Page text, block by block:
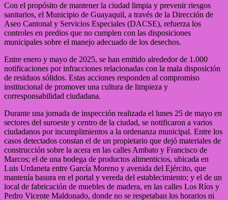
Con el propósito de mantener la ciudad limpia y prevenir riesgos
sanitarios, el Municipio de Guayaquil, a través de la Dirección de
Aseo Cantonal y Servicios Especiales (DACSE), refuerza los
controles en predios que no cumplen con las disposiciones
municipales sobre el manejo adecuado de los desechos.
Entre enero y mayo de 2025, se han emitido alrededor de 1.000
notificaciones por infracciones relacionadas con la mala disposición
de residuos sólidos. Estas acciones responden al compromiso
institucional de promover una cultura de limpieza y
corresponsabilidad ciudadana.
Durante una jornada de inspección realizada el lunes 25 de mayo en
sectores del suroeste y centro de la ciudad, se notificaron a varios
ciudadanos por incumplimientos a la ordenanza municipal. Entre los
casos detectados constan el de un propietario que dejó materiales de
construcción sobre la acera en las calles Ambato y Francisco de
Marcos; el de una bodega de productos alimenticios, ubicada en
Luis Urdaneta entre García Moreno y avenida del Ejército, que
mantenía basura en el portal y vereda del establecimiento; y el de un
local de fabricación de muebles de madera, en las calles Los Ríos y
Pedro Vicente Maldonado, donde no se respetaban los horarios ni